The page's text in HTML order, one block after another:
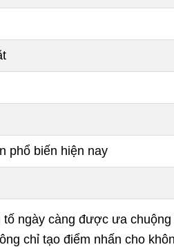
phổ biến hiện nay
tố ngày càng được ưa
chỉ tạo điểm nhấn cho